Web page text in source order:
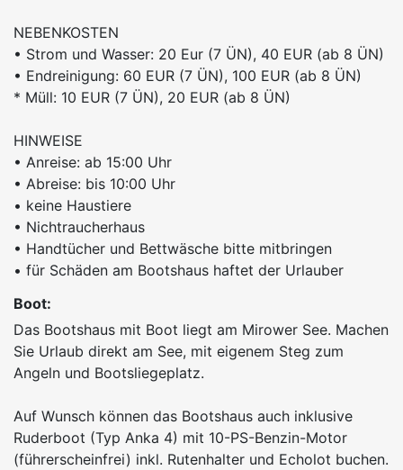
NEBENKOSTEN
• Strom und Wasser: 20 Eur (7 ÜN), 40 EUR (ab 8 ÜN)
• Endreinigung: 60 EUR (7 ÜN), 100 EUR (ab 8 ÜN)
* Müll: 10 EUR (7 ÜN), 20 EUR (ab 8 ÜN)
HINWEISE
• Anreise: ab 15:00 Uhr
• Abreise: bis 10:00 Uhr
• keine Haustiere
• Nichtraucherhaus
• Handtücher und Bettwäsche bitte mitbringen
• für Schäden am Bootshaus haftet der Urlauber
Boot:
Das Bootshaus mit Boot liegt am Mirower See. Machen
Sie Urlaub direkt am See, mit eigenem Steg zum
Angeln und Bootsliegeplatz.
Auf Wunsch können das Bootshaus auch inklusive
Ruderboot (Typ Anka 4) mit 10-PS-Benzin-Motor
(führerscheinfrei) inkl. Rutenhalter und Echolot buchen.